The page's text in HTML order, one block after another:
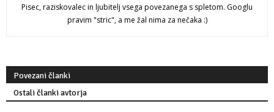
Pisec, raziskovalec in ljubitelj vsega povezanega s spletom. Googlu
pravim "stric", a me žal nima za nečaka :)
Povezani članki
Ostali članki avtorja